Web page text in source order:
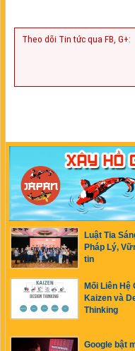
Theo dõi Tin tức qua FB, G+:
Luật Tia
Pháp Lý,
tin
Mối Liên Hệ
Kaizen và
Thinking
Google bật